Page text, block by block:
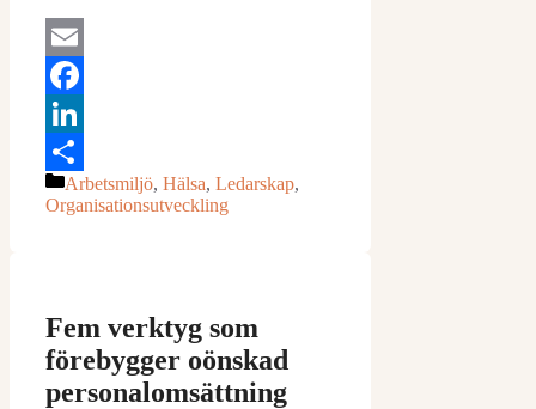
Email
Facebook
LinkedIn
DelaKategorier
Arbetsmiljö, Hälsa, Ledarskap,
Organisationsutveckling
Fem verktyg som
förebygger oönskad
personalomsättning